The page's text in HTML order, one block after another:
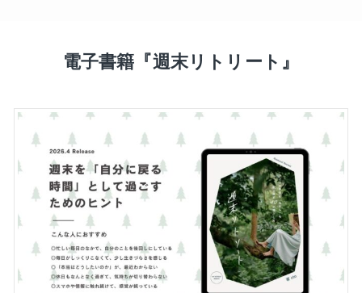
電子書籍『週末リトリート』